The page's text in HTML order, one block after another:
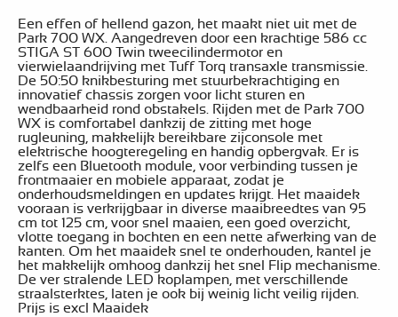
Een effen of hellend gazon, het maakt niet uit met de
Park 700 WX. Aangedreven door een krachtige 586 cc
STIGA ST 600 Twin tweecilindermotor en
vierwielaandrijving met Tuff Torq transaxle transmissie.
De 50:50 knikbesturing met stuurbekrachtiging en
innovatief chassis zorgen voor licht sturen en
wendbaarheid rond obstakels. Rijden met de Park 700
WX is comfortabel dankzij de zitting met hoge
rugleuning, makkelijk bereikbare zijconsole met
elektrische hoogteregeling en handig opbergvak. Er is
zelfs een Bluetooth module, voor verbinding tussen je
frontmaaier en mobiele apparaat, zodat je
onderhoudsmeldingen en updates krijgt. Het maaidek
vooraan is verkrijgbaar in diverse maaibreedtes van 95
cm tot 125 cm, voor snel maaien, een goed overzicht,
vlotte toegang in bochten en een nette afwerking van de
kanten. Om het maaidek snel te onderhouden, kantel je
het makkelijk omhoog dankzij het snel Flip mechanisme.
De ver stralende LED koplampen, met verschillende
straalsterktes, laten je ook bij weinig licht veilig rijden.
Prijs is excl Maaidek